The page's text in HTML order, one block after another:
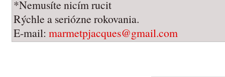
*Nemusíte nicím rucit
Rýchle a seriózne rokovania.
E-mail: marmetpjacques@gmail.com